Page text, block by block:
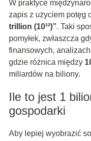
W praktyce
zapis z użyciem potęg
trillion (10¹²)”. Taki
pomyłek, zwłaszcza
finansowych,
gdzie różnica między
miliardów na biliony.
Ile to jest 1
gospodarki
Aby lepiej wyobrazić